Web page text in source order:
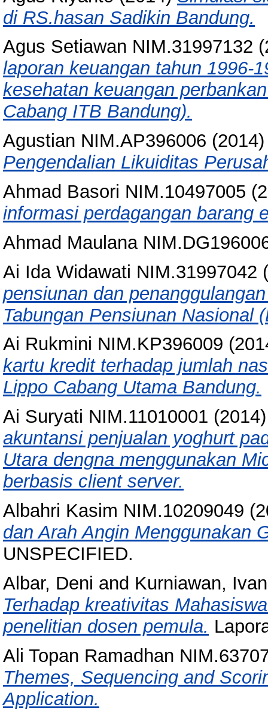
di RS.hasan Sadikin Bandung.
Agus Setiawan NIM.31997132
laporan keuangan tahun 1996-
kesehatan keuangan
Cabang ITB Bandung).
Agustian NIM.AP396006
Pengendalian Likuiditas
Ahmad Basori NIM.10497005
informasi perdagangan barang
Ahmad Maulana
Ai Ida Widawati NIM.31997042
pensiunan dan
Tabungan Pensiunan Nasional
Ai Rukmini NIM.KP396009
kartu kredit terhadap jumlah
Lippo Cabang Utama Bandung.
Ai Suryati NIM.11010001
akuntansi penjualan yoghurt
Utara dengna menggunakan
berbasis client server.
Albahri Kasim NIM.10209049
dan Arah Angin Menggunakan
UNSPECIFIED.
Albar, Deni and Kurniawan, Ivan
Terhadap kreativitas
penelitian dosen pemula.
Ali Topan Ramadhan
Themes, Sequencing and
Application.